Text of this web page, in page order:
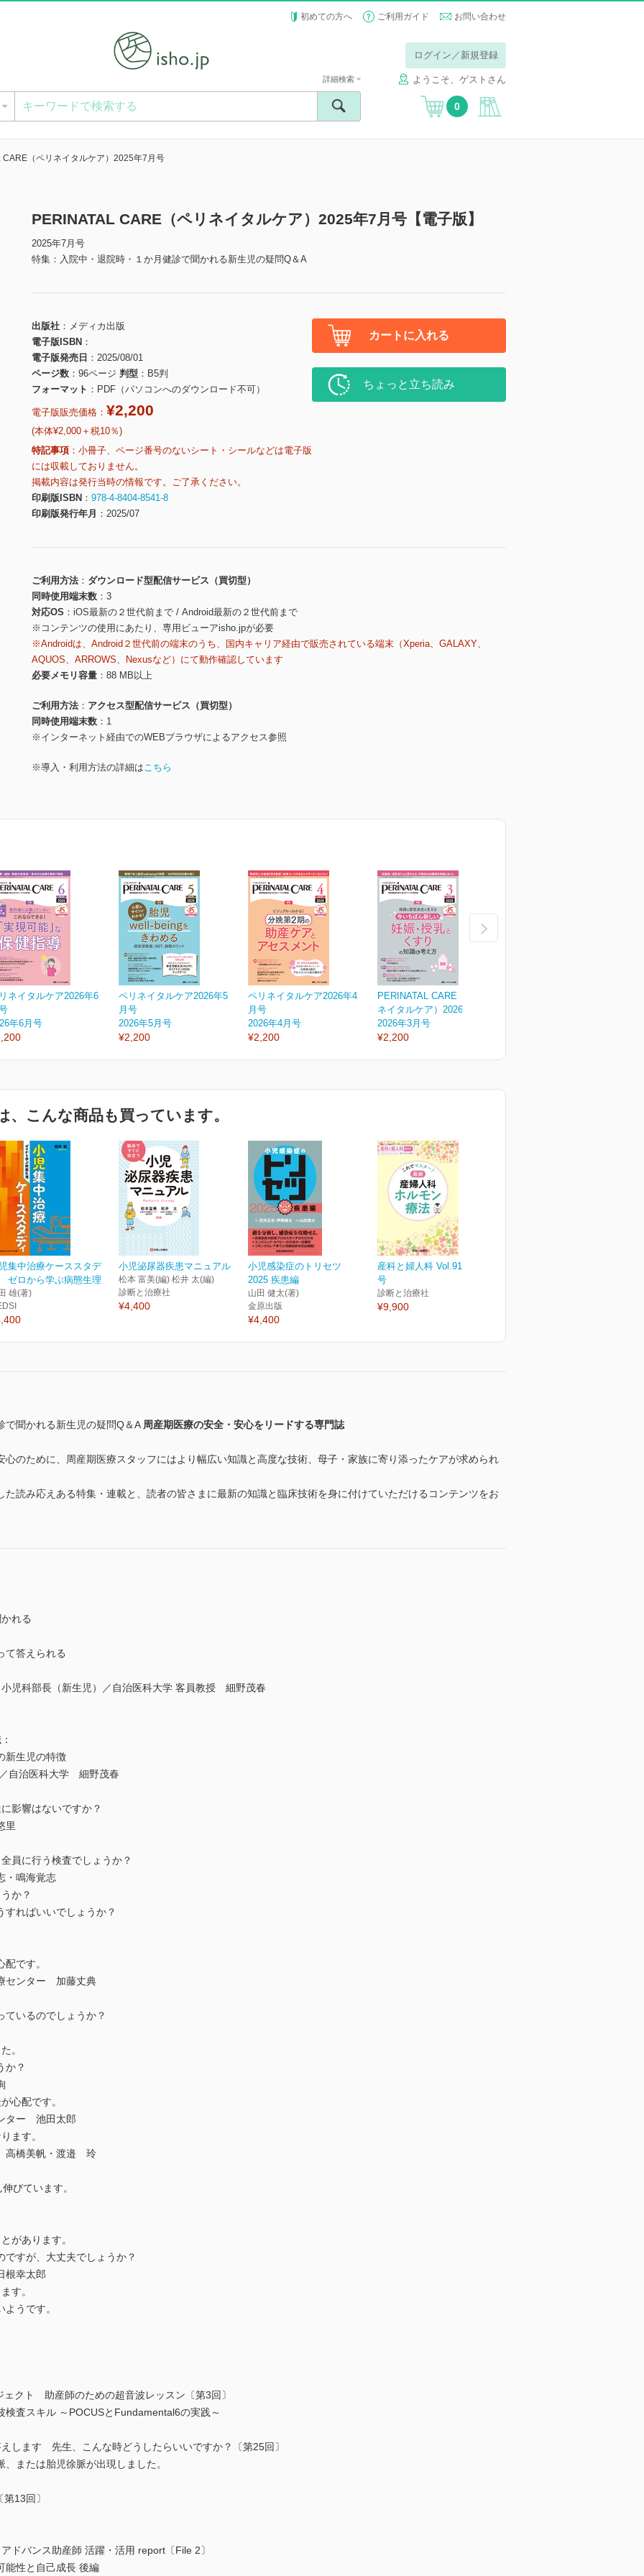
初めての方へ ご利用ガイド お問い合わせ
ログイン／新規登録
ようこそ、ゲストさん
詳細検索
0
CARE（ペリネイタルケア）2025年7月号
PERINATAL CARE（ペリネイタルケア）2025年7月号【電子版】
2025年7月号
特集：入院中・退院時・１か月健診で聞かれる新生児の疑問Q＆A
出版社
メディカ出版
電子版ISBN
電子版発売日
2025/08/01
ページ数
96ページ 判型
B5判
フォーマット
PDF（パソコンへのダウンロード不可）
電子版販売価格： ¥2,200
(本体¥2,000＋税10％)
特記事項
小冊子、ページ番号のないシート・シールなどは電子版
には収載しておりません。
掲載内容は発行当時の情報です。ご了承ください。
印刷版ISBN
978-4-8404-8541-8
印刷版発行年月
2025/07
カートに入れる
ちょっと立ち読み
ご利用方法
ダウンロード型配信サービス（買切型）
同時使用端末数
3
対応OS
iOS最新の２世代前まで / Android最新の２世代前まで
※コンテンツの使用にあたり、専用ビューアisho.jpが必要
※Androidは、Android２世代前の端末のうち、国内キャリア経由で販売されている端末（Xperia、GALAXY、
AQUOS、ARROWS、Nexusなど）にて動作確認しています
必要メモリ容量
88 MB以上
ご利用方法
アクセス型配信サービス（買切型）
同時使用端末数
1
※インターネット経由でのWEBブラウザによるアクセス参照
※導入・利用方法の詳細はこちら
ネイタルケア2026年6
年6月号
ペリネイタルケア2026年5
月号
2026年5月号
¥2,200
ペリネイタルケア2026年4
月号
2026年4月号
¥2,200
PERINATAL CARE（ペリ
ネイタルケア）2026年3...
2026年3月号
¥2,200
、こんな商品も買っています。
集中治療ケーススタデ
ゼロから学ぶ病態生理
雄(著)
小児泌尿器疾患マニュアル
松本 富美(編) 松井 太(編)
診断と治療社
¥4,400
小児感染症のトリセツ
2025 疾患編
山田 健太(著)
金原出版
¥4,400
産科と婦人科 Vol.91 増刊
号
診断と治療社
¥9,900
で聞かれる新生児の疑問Q＆A周産期医療の安全・安心をリードする専門誌
心のために、周産期医療スタッフにはより幅広い知識と高度な技術、母子・家族に寄り添ったケアが求められ
読み応えある特集・連載と、読者の皆さまに最新の知識と臨床技術を身に付けていただけるコンテンツをお
れる
て答えられる
児科部長（新生児）／自治医科大学 客員教授 細野茂春
新生児の特徴
自治医科大学 細野茂春
影響はないですか？
里
員に行う検査でしょうか？
・鳴海覚志
か？
すればいいでしょうか？
です。
センター 加藤丈典
ているのでしょうか？
。
か？
心配です。
ター 池田太郎
ます。
高橋美帆・渡邉 玲
びています。
があります。
すが、大丈夫でしょうか？
根幸太郎
す。
うです。
クト 助産師のための超音波レッスン〔第3回〕
査スキル ～POCUSとFundamental6の実践～
します 先生、こんな時どうしたらいいですか？〔第25回〕
または胎児徐脈が出現しました。
13回〕
ドバンス助産師 活躍・活用 report〔File 2〕
能性と自己成長 後編